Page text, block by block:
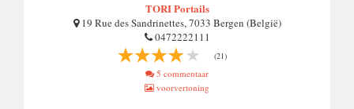
TORI Portails
19 Rue des Sandrinettes, 7033 Bergen (België)
0472222111
(21)
5 commentaar
voorvertoning